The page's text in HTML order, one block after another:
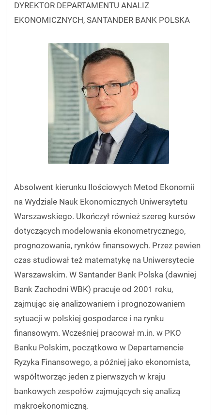
DYREKTOR DEPARTAMENTU ANALIZ
EKONOMICZNYCH, SANTANDER BANK POLSKA
Absolwent kierunku Ilościowych Metod Ekonomii
na Wydziale Nauk Ekonomicznych Uniwersytetu
Warszawskiego. Ukończył również szereg kursów
dotyczących modelowania ekonometrycznego,
prognozowania, rynków finansowych. Przez pewien
czas studiował też matematykę na Uniwersytecie
Warszawskim. W Santander Bank Polska (dawniej
Bank Zachodni WBK) pracuje od 2001 roku,
zajmując się analizowaniem i prognozowaniem
sytuacji w polskiej gospodarce i na rynku
finansowym. Wcześniej pracował m.in. w PKO
Banku Polskim, początkowo w Departamencie
Ryzyka Finansowego, a później jako ekonomista,
współtworząc jeden z pierwszych w kraju
bankowych zespołów zajmujących się analizą
makroekonomiczną.